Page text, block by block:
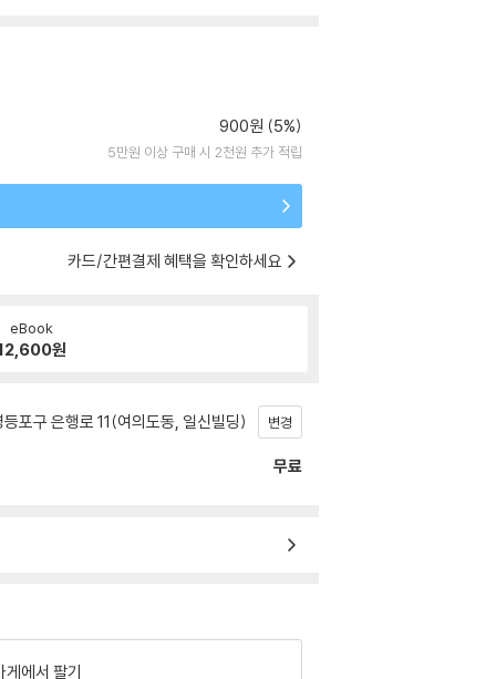
900원 (5%)
5만원 이상 구매 시 2천원 추가 적립
카드/간편결제 혜택을 확인하세요
eBook
원
포구 은행로 11(여의도동, 일신빌딩) 변경
무료
게에서 팔기